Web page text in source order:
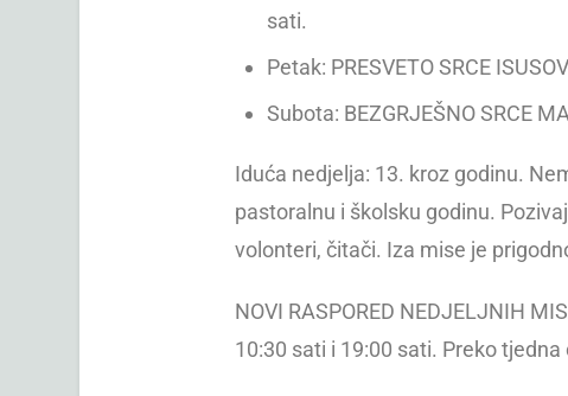
sati.
Petak: PRESVETO SRCE
Subota: BEZGRJEŠNO SRCE
Iduća nedjelja: 13. kroz godinu.
pastoralnu i školsku godinu.
volonteri, čitači. Iza mise je
NOVI RASPORED NEDJELJNIH
10:30 sati i 19:00 sati. Preko